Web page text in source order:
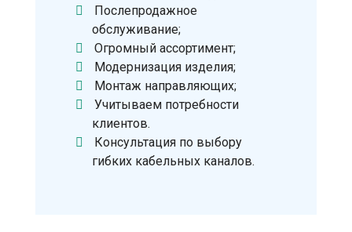
Послепродажное
обслуживание;
Огромный ассортимент;
Модернизация изделия;
Монтаж направляющих;
Учитываем потребности
клиентов.
Консультация по выбору
гибких кабельных каналов.